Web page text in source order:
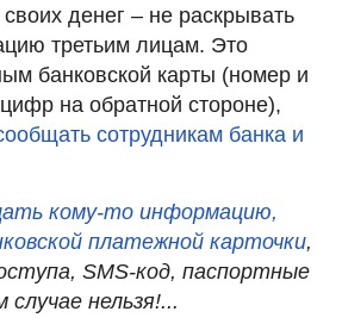
денег – не раскрывать
третьим лицам. Это
банковской карты (номер и
на обратной стороне),
сотрудникам банка и
кому-то информацию,
платежной карточки,
SMS-код, паспортные
нельзя!...